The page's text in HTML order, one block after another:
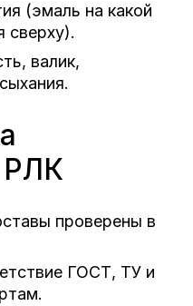
(эмаль на какой
сверху).
валик,
РЛК
проверены в
ГОСТ, ТУ и